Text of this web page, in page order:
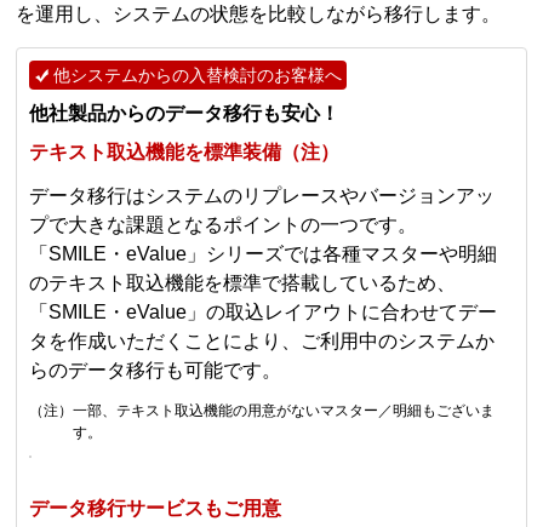
を運用し、システムの状態を比較しながら移行します。
他システムからの入替検討のお客様へ
他社製品からのデータ移行も安心！
テキスト取込機能を標準装備（注）
データ移行はシステムのリプレースやバージョンアッ
プで大きな課題となるポイントの一つです。
「SMILE・eValue」シリーズでは各種マスターや明細
のテキスト取込機能を標準で搭載しているため、
「SMILE・eValue」の取込レイアウトに合わせてデー
タを作成いただくことにより、ご利用中のシステムか
らのデータ移行も可能です。
（注）一部、テキスト取込機能の用意がないマスター／明細もございま
す。
データ移行サービスもご用意